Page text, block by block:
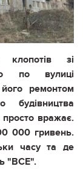
зі
по вулиці
ремонтом
будівництва
просто вражає.
000 гривень.
часу та де
"ВСЕ".